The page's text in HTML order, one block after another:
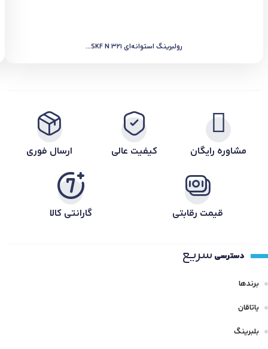
رولبرینگ استوانه‌ای SKF N 321...
مشاوره رایگان کیفیت عالی ارسال فوری
قیمت رقابتی گارانتی کالا
دسترسی سریع
برندها
یاتاقان
بلبرینگ